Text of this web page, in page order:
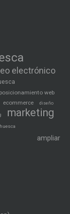
electrónico
posicionamiento web
ecommerce diseño
marketing
ampliar